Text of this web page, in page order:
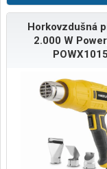
Horkovzdušná
2.000 W
POWX1015